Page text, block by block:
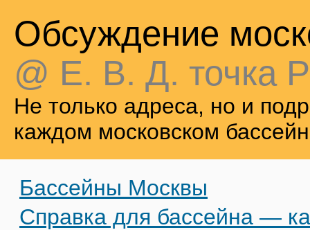
Обсуждение
@ Е. В. Д. точка
Не только адреса, но и
каждом московском
Бассейны Москвы
Справка для бассейна —